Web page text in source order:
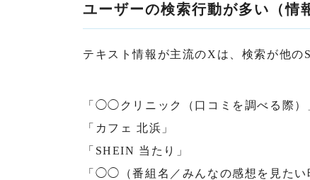
ユーザーの検索行動が多い（情
テキスト情報が主流のXは、検索が他の
「◯◯クリニック（口コミを調べる際）
「カフェ 北浜」
「SHEIN 当たり」
「◯◯（番組名／みんなの感想を見たい